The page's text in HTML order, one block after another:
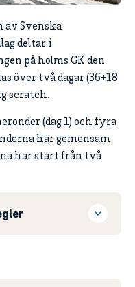
av Svenska
deltar i
på holms GK den
över två dagar (36+18
scratch.
(dag 1) och fyra
har gemensam
har start från två